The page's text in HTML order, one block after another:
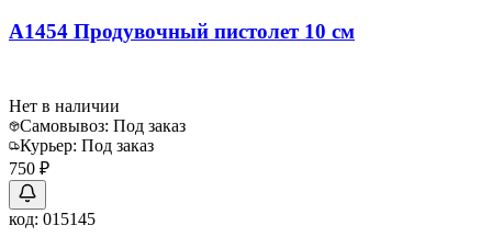
А1454 Продувочный пистолет 10 см
Нет в наличии
Самовывоз: Под заказ
Курьер: Под заказ
750 ₽
код: 015145